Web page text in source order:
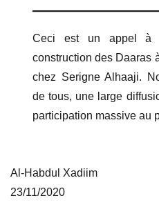
Ceci est un appel à
construction des Daaras
chez Serigne Alhaaji.
de tous, une large
participation massive au
Al-Habdul Xadiim
23/11/2020